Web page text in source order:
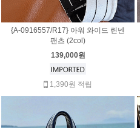
{A-0916557/R17} 아워 와이드 린넨
팬츠 (2col)
139,000원
1,390원 적립